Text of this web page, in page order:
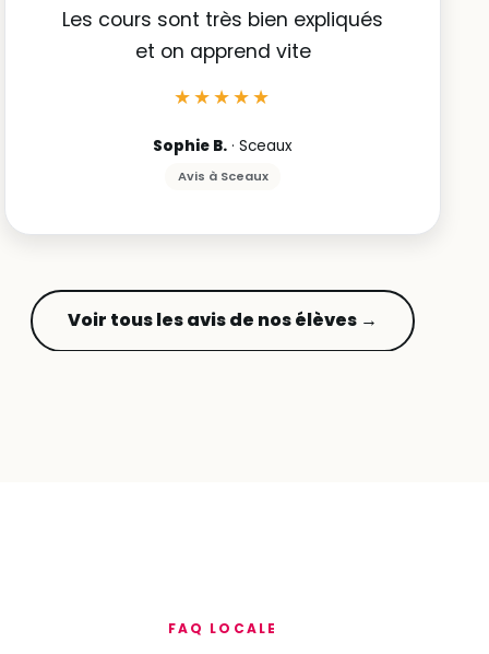
Les cours sont très bien expliqués
et on apprend vite
★★★★★
Sophie B. · Sceaux
Avis à Sceaux
Voir tous les avis de nos élèves →
FAQ LOCALE